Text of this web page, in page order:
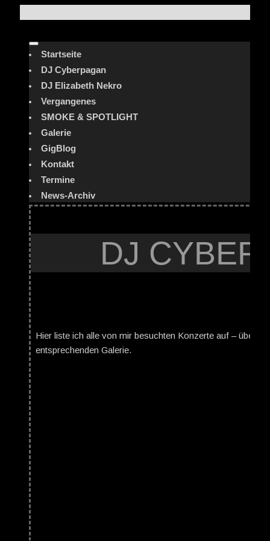
Startseite
DJ Cyberpagan
DJ Elizabeth Nekro
Vergangenes
SMOKE & SPOTLIGHT
Galerie
GigBlog
Kontakt
Termine
News-Archiv
DJ
Hier liste ich alle von mir besuchten Konzerte auf – über
entsprechenden Galerie.